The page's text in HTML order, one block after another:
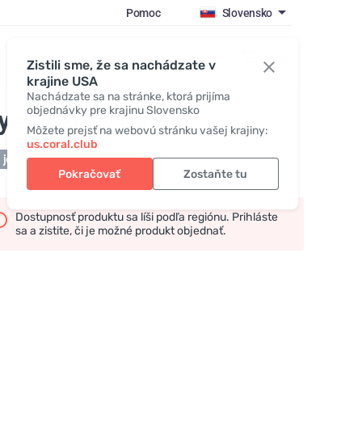
Zistili sme, že sa nachádzate v
krajine USA
Nachádzate sa na stránke, ktorá prijíma
objednávky pre krajinu Slovensko
Môžete prejsť na webovú stránku vašej krajiny:
us.coral.club
Pokračovať Zostaňte tu
Pomoc Slovensko
Prihlásiť sa
"Coral-Mine"
je skladom
Dostupnosť produktu sa líši podľa regiónu. Prihláste
sa a zistite, či je možné produkt objednať.